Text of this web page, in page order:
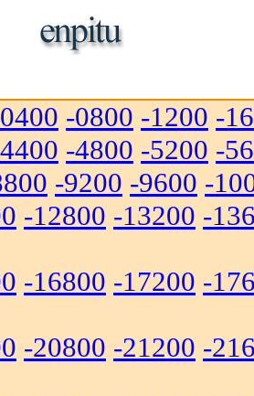
-0800 -1200 -
-4800 -5200 -
-9200 -9600 -
-12800 -13200 -
-16800 -17200 -
-20800 -21200 -